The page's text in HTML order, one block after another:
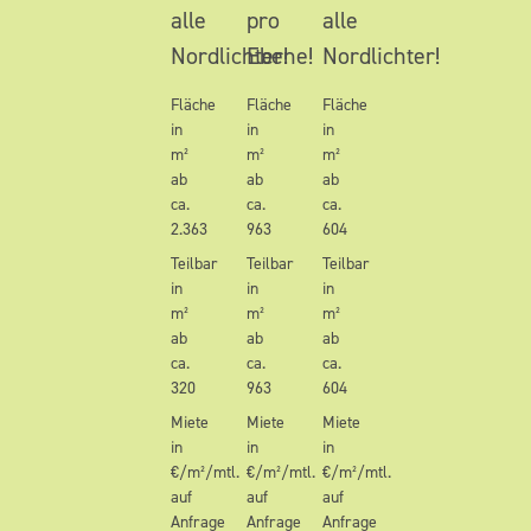
alle
Nordlichter!
Fläche
in
m²
ab
ca.
2.363
Teilbar
in
m²
ab
ca.
320
Miete
in
€/m²/mtl.
auf
Anfrage
pro
Ebene!
Fläche
in
m²
ab
ca.
963
Teilbar
in
m²
ab
ca.
963
Miete
in
€/m²/mtl.
auf
Anfrage
alle
Nordlichter!
Fläche
in
m²
ab
ca.
604
Teilbar
in
m²
ab
ca.
604
Miete
in
€/m²/mtl.
auf
Anfrage